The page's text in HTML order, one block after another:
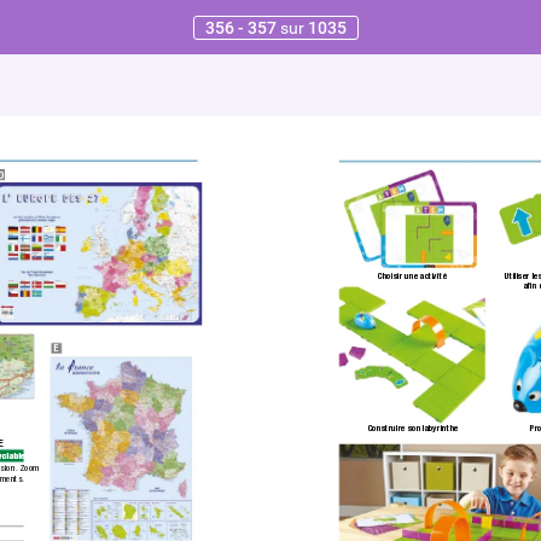
356 - 357 sur 1035
D
Zoom
E
Choisir une activité
Construire son labyrinthe
Utiliser
aﬁn